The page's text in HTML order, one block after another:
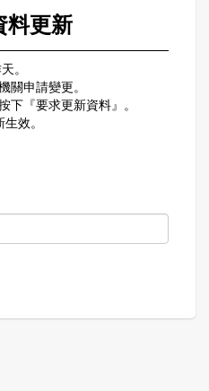
料更新
。
關申請變更。
下『要求更新資料』。
效。